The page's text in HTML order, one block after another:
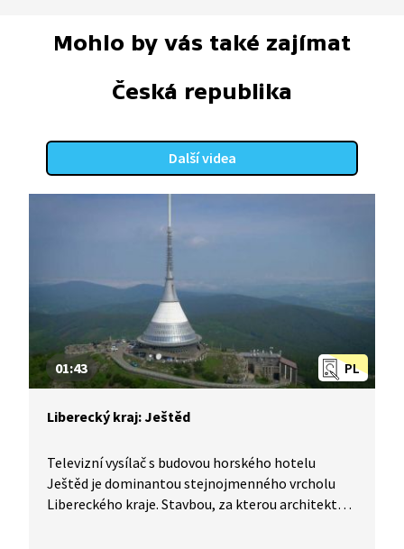
Mohlo by vás také zajímat
Česká republika
Další videa
PL
01:43
Liberecký kraj: Ještěd
Televizní vysílač s budovou horského hotelu
Ještěd je dominantou stejnojmenného vrcholu
Libereckého kraje. Stavbou, za kterou architekt